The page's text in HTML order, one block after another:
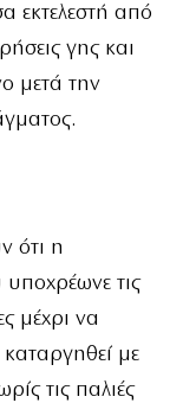
εκτελεστή από
γης και
μετά την
ότι η
τις
μέχρι να
καταργηθεί με
τις παλιές